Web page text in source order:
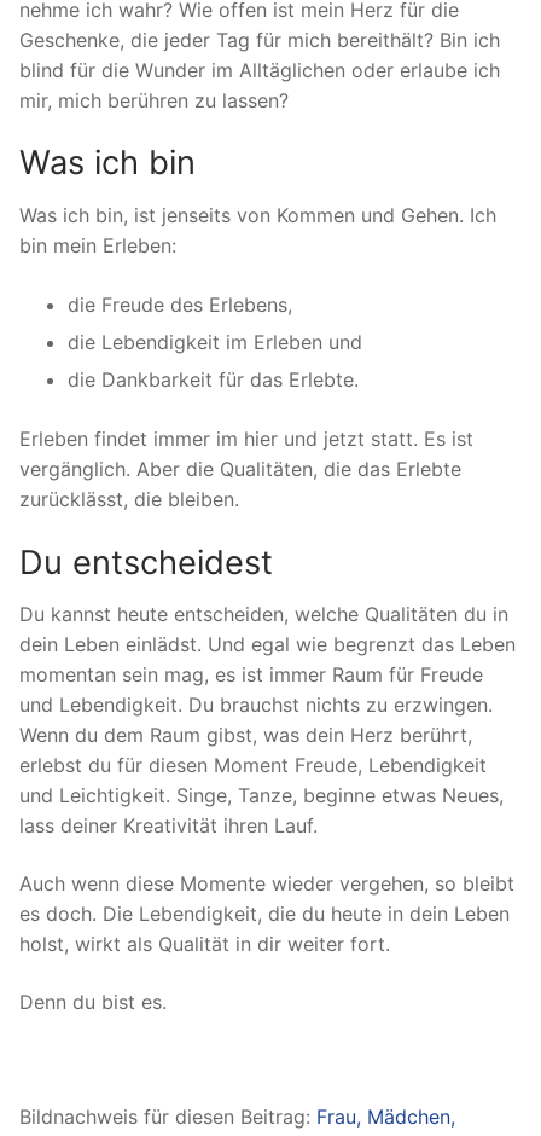
nehme ich wahr? Wie offen ist mein Herz für die
Geschenke, die jeder Tag für mich bereithält? Bin ich
blind für die Wunder im Alltäglichen oder erlaube ich
mir, mich berühren zu lassen?
Was ich bin
Was ich bin, ist jenseits von Kommen und Gehen. Ich
bin mein Erleben:
die Freude des Erlebens,
die Lebendigkeit im Erleben und
die Dankbarkeit für das Erlebte.
Erleben findet immer im hier und jetzt statt. Es ist
vergänglich. Aber die Qualitäten, die das Erlebte
zurücklässt, die bleiben.
Du entscheidest
Du kannst heute entscheiden, welche Qualitäten du in
dein Leben einlädst. Und egal wie begrenzt das Leben
momentan sein mag, es ist immer Raum für Freude
und Lebendigkeit. Du brauchst nichts zu erzwingen.
Wenn du dem Raum gibst, was dein Herz berührt,
erlebst du für diesen Moment Freude, Lebendigkeit
und Leichtigkeit. Singe, Tanze, beginne etwas Neues,
lass deiner Kreativität ihren Lauf.
Auch wenn diese Momente wieder vergehen, so bleibt
es doch. Die Lebendigkeit, die du heute in dein Leben
holst, wirkt als Qualität in dir weiter fort.
Denn du bist es.
Bildnachweis für diesen Beitrag: Frau, Mädchen,